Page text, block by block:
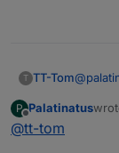
T TT-Tom@
P
Offline
Palatinatus
last
@tt-tom